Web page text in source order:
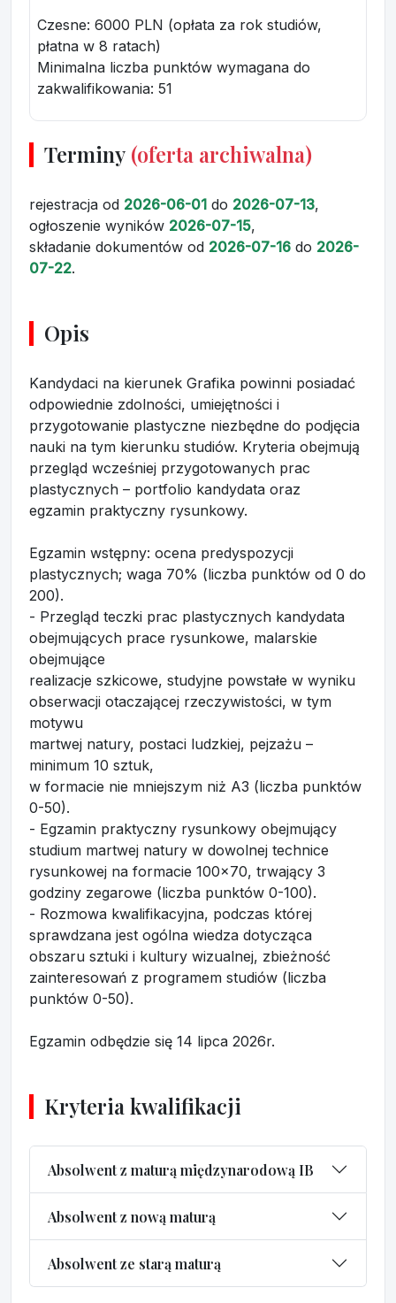
Czesne: 6000 PLN (opłata za rok studiów,
płatna w 8 ratach)
Minimalna liczba punktów wymagana do
zakwalifikowania: 51
Terminy (oferta archiwalna)
rejestracja od 2026-06-01 do 2026-07-13,
ogłoszenie wyników 2026-07-15,
składanie dokumentów od 2026-07-16 do 2026-
07-22.
Opis
Kandydaci na kierunek Grafika powinni posiadać
odpowiednie zdolności, umiejętności i
przygotowanie plastyczne niezbędne do podjęcia
nauki na tym kierunku studiów. Kryteria obejmują
przegląd wcześniej przygotowanych prac
plastycznych – portfolio kandydata oraz
egzamin praktyczny rysunkowy.
Egzamin wstępny: ocena predyspozycji
plastycznych; waga 70% (liczba punktów od 0 do
200).
- Przegląd teczki prac plastycznych kandydata
obejmujących prace rysunkowe, malarskie
obejmujące
realizacje szkicowe, studyjne powstałe w wyniku
obserwacji otaczającej rzeczywistości, w tym
motywu
martwej natury, postaci ludzkiej, pejzażu –
minimum 10 sztuk,
w formacie nie mniejszym niż A3 (liczba punktów
0-50).
- Egzamin praktyczny rysunkowy obejmujący
studium martwej natury w dowolnej technice
rysunkowej na formacie 100x70, trwający 3
godziny zegarowe (liczba punktów 0-100).
- Rozmowa kwalifikacyjna, podczas której
sprawdzana jest ogólna wiedza dotycząca
obszaru sztuki i kultury wizualnej, zbieżność
zainteresowań z programem studiów (liczba
punktów 0-50).
Egzamin odbędzie się 14 lipca 2026r.
Kryteria kwalifikacji
Absolwent z maturą międzynarodową IB
Absolwent z nową maturą
Absolwent ze starą maturą